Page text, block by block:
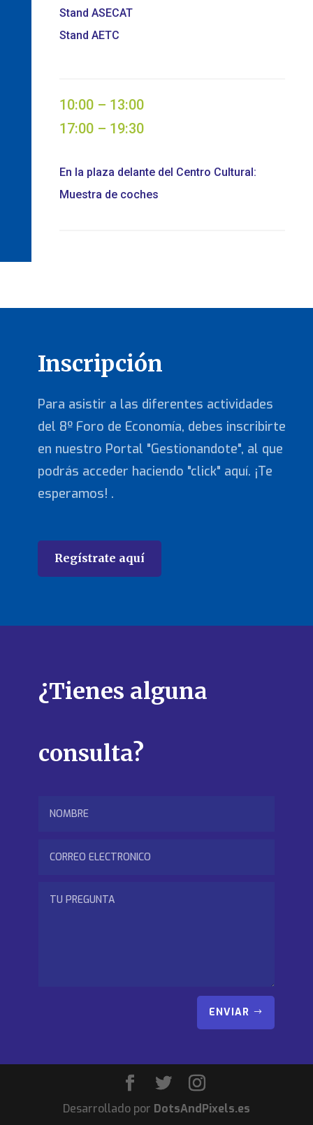
Stand ASECAT
Stand AETC
10:00 – 13:00
17:00 – 19:30
En la plaza delante del Centro Cultural:
Muestra de coches
Inscripción
Para asistir a las diferentes actividades
del 8º Foro de Economía, debes inscribirte
en nuestro Portal "Gestionandote", al que
podrás acceder haciendo "click" aquí. ¡Te
esperamos! .
Regístrate aquí
¿Tienes alguna
consulta?
ENVIAR
Desarrollado por DotsAndPixels.es